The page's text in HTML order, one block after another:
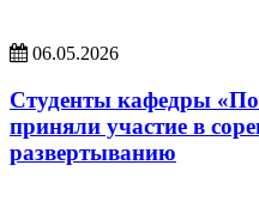
06.05.2026
Студенты кафедры
приняли участие в
развертыванию